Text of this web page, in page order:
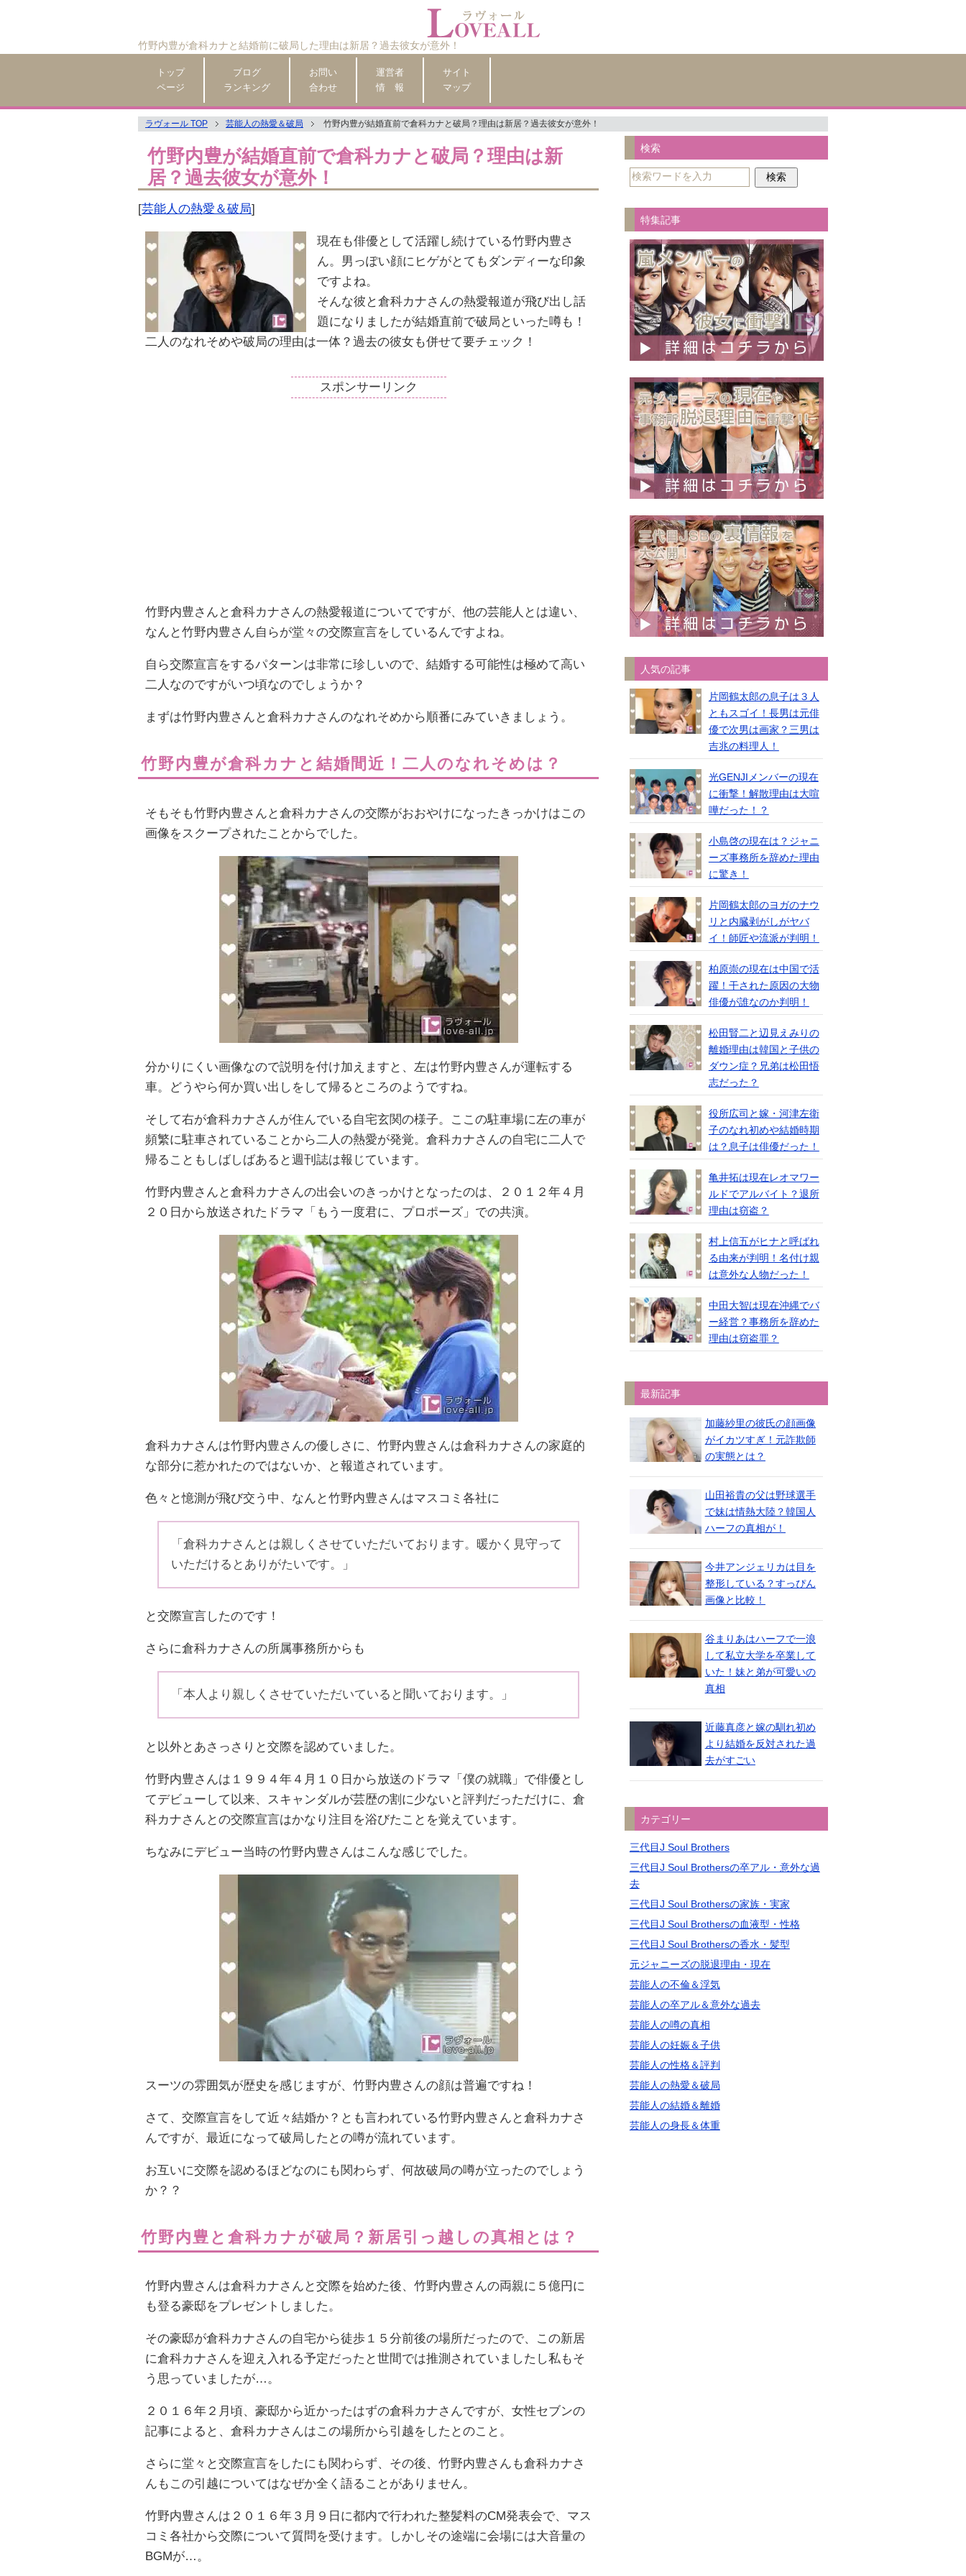
竹野内豊が倉科カナと結婚前に破局した理由は新居？過去彼女が意外！
トップ
ページ
ブログ
ランキング
お問い
合わせ
運営者
情 報
サイト
マップ
ラヴォール TOP 芸能人の熱愛＆破局 竹野内豊が結婚直前で倉科カナと破局？理由は新居？過去彼女が意外！
竹野内豊が結婚直前で倉科カナと破局？理由は新
居？過去彼女が意外！
[芸能人の熱愛＆破局]
現在も俳優として活躍し続けている竹野内豊さ
ん。男っぽい顔にヒゲがとてもダンディーな印象
ですよね。
そんな彼と倉科カナさんの熱愛報道が飛び出し話
題になりましたが結婚直前で破局といった噂も！
二人のなれそめや破局の理由は一体？過去の彼女も併せて要チェック！
スポンサーリンク
竹野内豊さんと倉科カナさんの熱愛報道についてですが、他の芸能人とは違い、
なんと竹野内豊さん自らが堂々の交際宣言をしているんですよね。
自ら交際宣言をするパターンは非常に珍しいので、結婚する可能性は極めて高い
二人なのですがいつ頃なのでしょうか？
まずは竹野内豊さんと倉科カナさんのなれそめから順番にみていきましょう。
竹野内豊が倉科カナと結婚間近！二人のなれそめは？
そもそも竹野内豊さんと倉科カナさんの交際がおおやけになったきっかけはこの
画像をスクープされたことからでした。
分かりにくい画像なので説明を付け加えますと、左は竹野内豊さんが運転する
車。どうやら何か買い出しをして帰るところのようですね。
そして右が倉科カナさんが住んでいる自宅玄関の様子。ここの駐車場に左の車が
頻繁に駐車されていることから二人の熱愛が発覚。倉科カナさんの自宅に二人で
帰ることもしばしばあると週刊誌は報じています。
竹野内豊さんと倉科カナさんの出会いのきっかけとなったのは、２０１２年４月
２０日から放送されたドラマ「もう一度君に、プロポーズ」での共演。
倉科カナさんは竹野内豊さんの優しさに、竹野内豊さんは倉科カナさんの家庭的
な部分に惹かれたのではないか、と報道されています。
色々と憶測が飛び交う中、なんと竹野内豊さんはマスコミ各社に
「倉科カナさんとは親しくさせていただいております。暖かく見守って
いただけるとありがたいです。」
と交際宣言したのです！
さらに倉科カナさんの所属事務所からも
「本人より親しくさせていただいていると聞いております。」
と以外とあさっさりと交際を認めていました。
竹野内豊さんは１９９４年４月１０日から放送のドラマ「僕の就職」で俳優とし
てデビューして以来、スキャンダルが芸歴の割に少ないと評判だっただけに、倉
科カナさんとの交際宣言はかなり注目を浴びたことを覚えています。
ちなみにデビュー当時の竹野内豊さんはこんな感じでした。
スーツの雰囲気が歴史を感じますが、竹野内豊さんの顔は普遍ですね！
さて、交際宣言をして近々結婚か？とも言われている竹野内豊さんと倉科カナさ
んですが、最近になって破局したとの噂が流れています。
お互いに交際を認めるほどなのにも関わらず、何故破局の噂が立ったのでしょう
か？？
竹野内豊と倉科カナが破局？新居引っ越しの真相とは？
竹野内豊さんは倉科カナさんと交際を始めた後、竹野内豊さんの両親に５億円に
も登る豪邸をプレゼントしました。
その豪邸が倉科カナさんの自宅から徒歩１５分前後の場所だったので、この新居
に倉科カナさんを迎え入れる予定だったと世間では推測されていましたし私もそ
う思っていましたが…。
２０１６年２月頃、豪邸から近かったはずの倉科カナさんですが、女性セブンの
記事によると、倉科カナさんはこの場所から引越をしたとのこと。
さらに堂々と交際宣言をしたにも関わらず、その後、竹野内豊さんも倉科カナさ
んもこの引越についてはなぜか全く語ることがありません。
竹野内豊さんは２０１６年３月９日に都内で行われた整髪料のCM発表会で、マス
コミ各社から交際について質問を受けます。しかしその途端に会場には大音量の
BGMが…。
検索
特集記事
人気の記事
片岡鶴太郎の息子は３人
ともスゴイ！長男は元俳
優で次男は画家？三男は
吉兆の料理人！
光GENJIメンバーの現在
に衝撃！解散理由は大喧
嘩だった！？
小島啓の現在は？ジャニ
ーズ事務所を辞めた理由
に驚き！
片岡鶴太郎のヨガのナウ
リと内臓剥がしがヤバ
イ！師匠や流派が判明！
柏原崇の現在は中国で活
躍！干された原因の大物
俳優が誰なのか判明！
松田賢二と辺見えみりの
離婚理由は韓国と子供の
ダウン症？兄弟は松田悟
志だった？
役所広司と嫁・河津左衛
子のなれ初めや結婚時期
は？息子は俳優だった！
亀井拓は現在レオマワー
ルドでアルバイト？退所
理由は窃盗？
村上信五がヒナと呼ばれ
る由来が判明！名付け親
は意外な人物だった！
中田大智は現在沖縄でバ
ー経営？事務所を辞めた
理由は窃盗罪？
最新記事
加藤紗里の彼氏の顔画像
がイカツすぎ！元詐欺師
の実態とは？
山田裕貴の父は野球選手
で妹は情熱大陸？韓国人
ハーフの真相が！
今井アンジェリカは目を
整形している？すっぴん
画像と比較！
谷まりあはハーフで一浪
して私立大学を卒業して
いた！妹と弟が可愛いの
真相
近藤真彦と嫁の馴れ初め
より結婚を反対された過
去がすごい
カテゴリー
三代目J Soul Brothers
三代目J Soul Brothersの卒アル・意外な過
去
三代目J Soul Brothersの家族・実家
三代目J Soul Brothersの血液型・性格
三代目J Soul Brothersの香水・髪型
元ジャニーズの脱退理由・現在
芸能人の不倫＆浮気
芸能人の卒アル＆意外な過去
芸能人の噂の真相
芸能人の妊娠＆子供
芸能人の性格＆評判
芸能人の熱愛＆破局
芸能人の結婚＆離婚
芸能人の身長＆体重